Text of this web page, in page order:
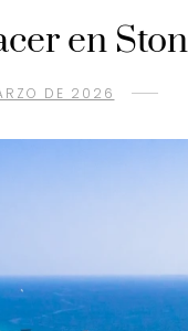
en
DE 2026